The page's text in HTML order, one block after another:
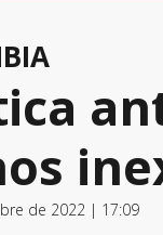
de 2022 | 17:09